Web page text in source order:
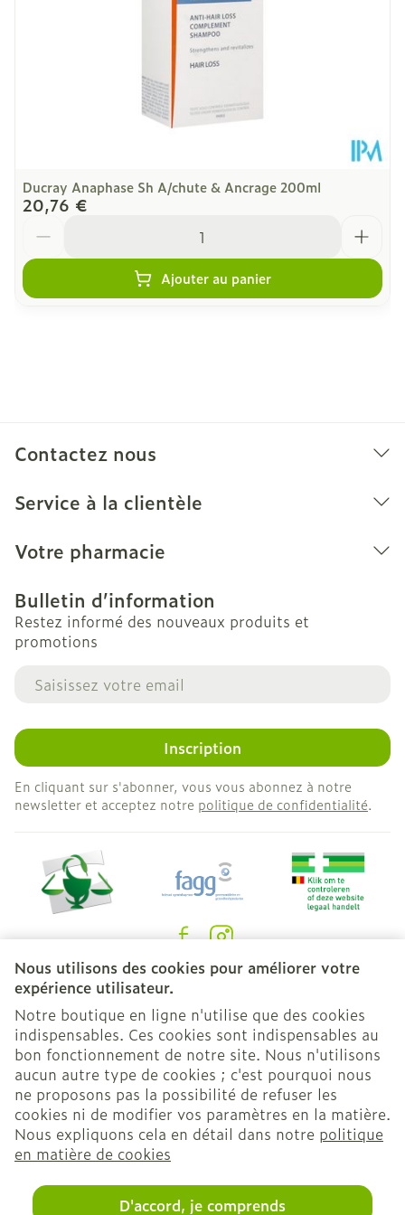
Nous utilisons des cookies pour améliorer votre
expérience utilisateur.
Notre boutique en ligne n'utilise que des cookies
indispensables. Ces cookies sont indispensables au
bon fonctionnement de notre site. Nous n'utilisons
aucun autre type de cookies ; c'est pourquoi nous
ne proposons pas la possibilité de refuser les
cookies ni de modifier vos paramètres en la matière.
Nous expliquons cela en détail dans notre politique
en matière de cookies
D'accord, je comprends
Ducray Anaphase Sh A/chute & Ancrage 200ml
20,76 €
Ajouter au panier
Contactez nous
Service à la clientèle
Votre pharmacie
Bulletin d’information
Restez informé des nouveaux produits et
promotions
Adresse mail
Inscription
En cliquant sur s'abonner, vous vous abonnez à notre
newsletter et acceptez notre politique de confidentialité.
Liens légaux